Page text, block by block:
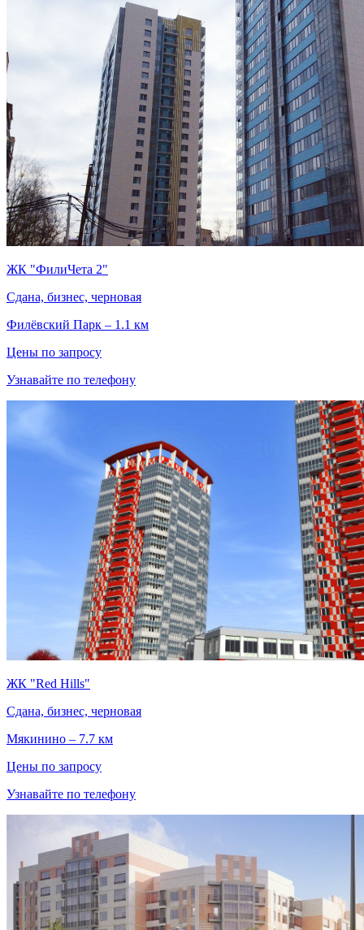
ЖК "ФилиЧета 2"
Сдана, бизнес, черновая
Филёвский Парк – 1.1 км
Цены по запросу
Узнавайте по телефону
ЖК "Red Hills"
Сдана, бизнес, черновая
Мякинино – 7.7 км
Цены по запросу
Узнавайте по телефону